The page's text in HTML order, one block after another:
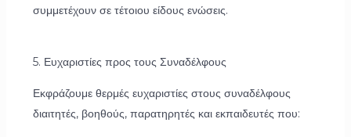
συμμετέχουν σε τέτοιου είδους ενώσεις.
5. Ευχαριστίες προς τους Συναδέλφους
Εκφράζουμε θερμές ευχαριστίες στους συναδέλφους
διαιτητές, βοηθούς, παρατηρητές και εκπαιδευτές που: